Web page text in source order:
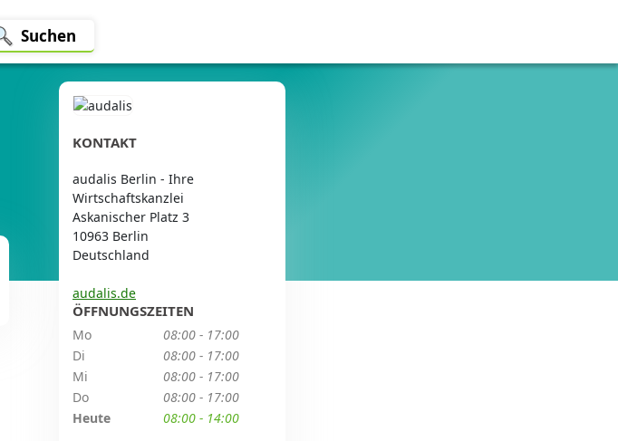
Suchen
KONTAKT
audalis Berlin - Ihre
Wirtschaftskanzlei
Askanischer Platz 3
10963 Berlin
Deutschland
audalis.de
ÖFFNUNGSZEITEN
Mo
08:00 - 17:00
Di
08:00 - 17:00
Mi
08:00 - 17:00
Do
08:00 - 17:00
Heute
08:00 - 14:00